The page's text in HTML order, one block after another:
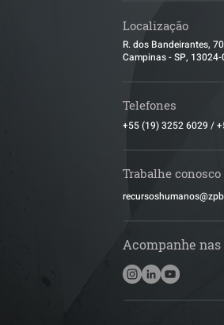
Localização
R. dos Bandeirantes,
Campinas - SP, 13024-
Telefones
+55 (19) 3252 6029 /
Trabalhe conosco
Acompanhe nas